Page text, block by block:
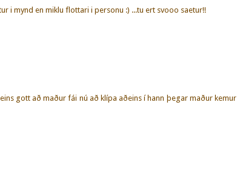
i mynd en miklu flottari i personu :) ...tu ert svooo saetur!!
gott að maður fái nú að klípa aðeins í hann þegar maður kemur